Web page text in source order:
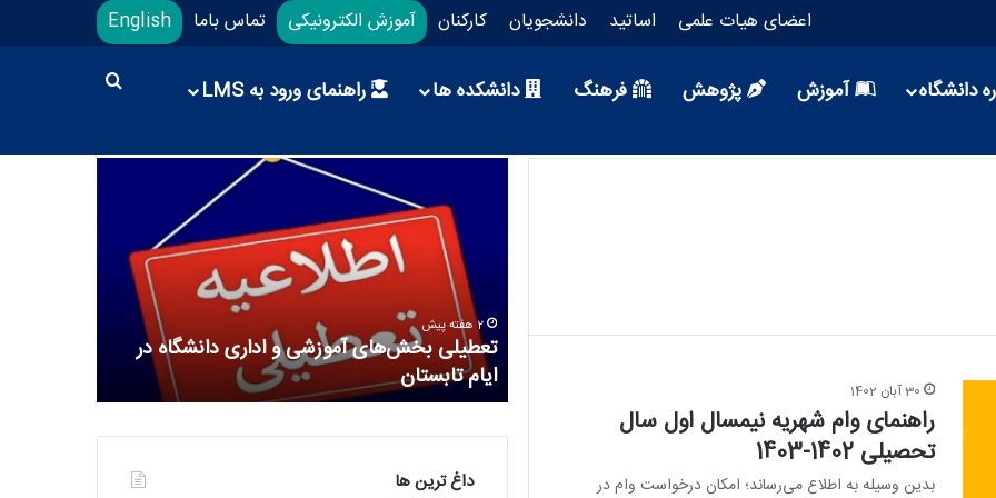
اعضای هیات علمی اساتید دانشجویان کارکنان آموزش الکترونیکی تماس باما English
دانشگاه آموزش پژوهش فرهنگ دانشکده ها راهنمای ورود به LMS
30 آبان 1402
راهنمای وام شهریه نیمسال اول سال
تحصیلی 1402-1403
بدین وسیله به اطلاع می‌رساند؛ امکان درخواست وام در
تئاتر فجر شد
2 هفته پیش
تعطیلی بخش‌های آموزشی و اداری دانشگاه در
ایام تابستان
داغ ترین ها